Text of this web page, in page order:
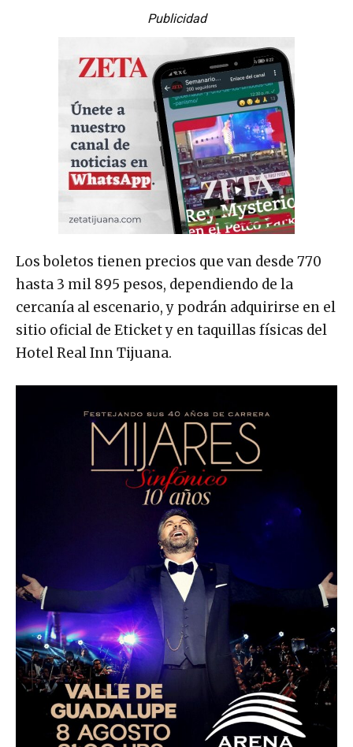
Publicidad
Los boletos tienen precios que van desde 770
hasta 3 mil 895 pesos, dependiendo de la
cercanía al escenario, y podrán adquirirse en el
sitio oficial de Eticket y en taquillas físicas del
Hotel Real Inn Tijuana.